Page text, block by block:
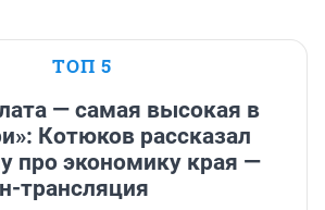
ТОП 5
— самая высокая в
Котюков рассказал
про экономику края —
трансляция